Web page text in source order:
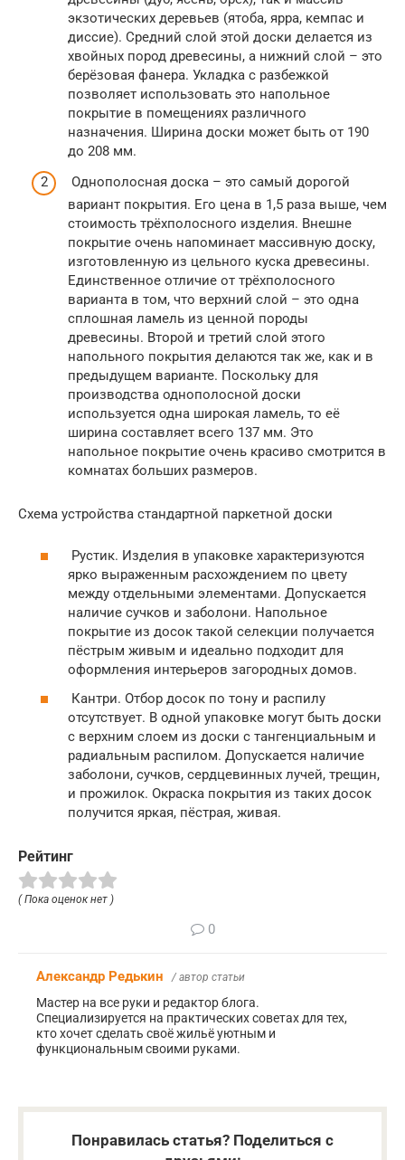
экзотических деревьев (ятоба, ярра, кемпас и
диссие). Средний слой этой доски делается из
хвойных пород древесины, а нижний слой – это
берёзовая фанера. Укладка с разбежкой
позволяет использовать это напольное
покрытие в помещениях различного
назначения. Ширина доски может быть от 190
до 208 мм.
Однополосная доска – это самый дорогой
вариант покрытия. Его цена в 1,5 раза выше, чем
стоимость трёхполосного изделия. Внешне
покрытие очень напоминает массивную доску,
изготовленную из цельного куска древесины.
Единственное отличие от трёхполосного
варианта в том, что верхний слой – это одна
сплошная ламель из ценной породы
древесины. Второй и третий слой этого
напольного покрытия делаются так же, как и в
предыдущем варианте. Поскольку для
производства однополосной доски
используется одна широкая ламель, то её
ширина составляет всего 137 мм. Это
напольное покрытие очень красиво смотрится в
комнатах больших размеров.
Схема устройства стандартной паркетной доски
Рустик. Изделия в упаковке характеризуются
ярко выраженным расхождением по цвету
между отдельными элементами. Допускается
наличие сучков и заболони. Напольное
покрытие из досок такой селекции получается
пёстрым живым и идеально подходит для
оформления интерьеров загородных домов.
Кантри. Отбор досок по тону и распилу
отсутствует. В одной упаковке могут быть доски
с верхним слоем из доски с тангенциальным и
радиальным распилом. Допускается наличие
заболони, сучков, сердцевинных лучей, трещин,
и прожилок. Окраска покрытия из таких досок
получится яркая, пёстрая, живая.
Рейтинг
( Пока оценок нет )
0
Александр Редькин / автор статьи
Мастер на все руки и редактор блога.
Специализируется на практических советах для тех,
кто хочет сделать своё жильё уютным и
функциональным своими руками.
Понравилась статья? Поделиться с